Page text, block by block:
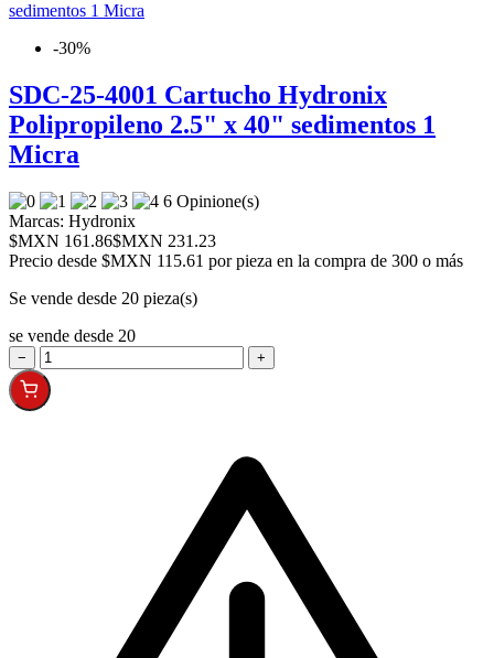
-30%
SDC-25-4001 Cartucho Hydronix
Polipropileno 2.5" x 40" sedimentos 1
Micra
6 Opinione(s)
Marcas: Hydronix
$MXN 161.86$MXN 231.23
Precio desde $MXN 115.61 por pieza en la compra de 300 o más
Se vende desde 20 pieza(s)
se vende desde 20
− +